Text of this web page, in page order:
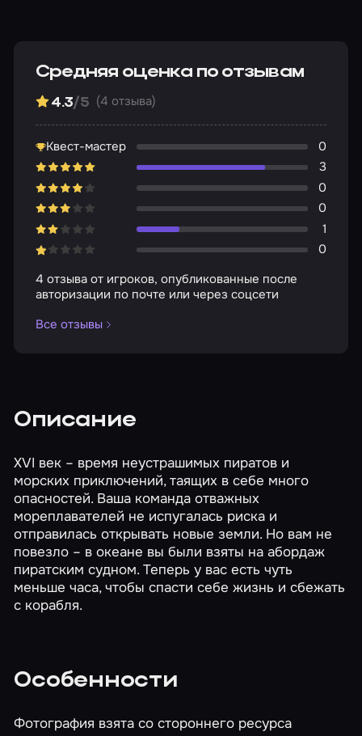
Средняя оценка по отзывам
4.3/5 (4 отзыва)
Квест-мастер
0
3
0
0
1
0
4 отзыва от игроков, опубликованные после
авторизации по почте или через соцсети
Все отзывы
Описание
XVI век – время неустрашимых пиратов и
морских приключений, таящих в себе много
опасностей. Ваша команда отважных
мореплавателей не испугалась риска и
отправилась открывать новые земли. Но вам не
повезло – в океане вы были взяты на абордаж
пиратским судном. Теперь у вас есть чуть
меньше часа, чтобы спасти себе жизнь и сбежать
с корабля.
Особенности
Фотография взята со стороннего ресурса